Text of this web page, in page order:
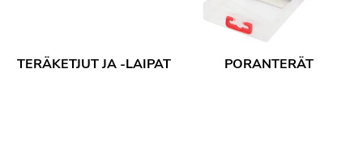
TERÄKETJUT JA -LAIPAT PORANTERÄT